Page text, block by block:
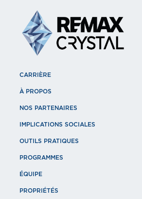
CARRIÈRE
À PROPOS
NOS PARTENAIRES
IMPLICATIONS SOCIALES
OUTILS PRATIQUES
PROGRAMMES
ÉQUIPE
PROPRIÉTÉS